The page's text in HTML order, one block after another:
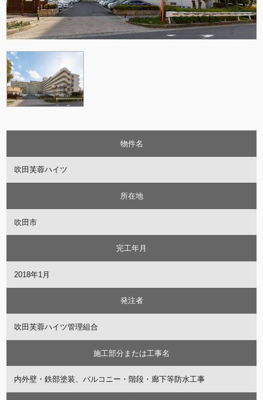
物件名
吹田芙蓉ハイツ
所在地
吹田市
完工年月
2018年1月
発注者
吹田芙蓉ハイツ管理組合
施工部分または工事名
内外壁・鉄部塗装、バルコニー・階段・廊下等防水工事